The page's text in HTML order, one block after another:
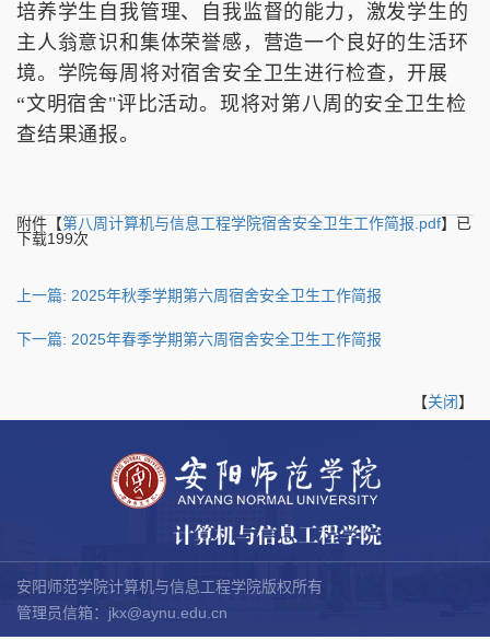
培养学生自我管理、自我监督的能力，激发学生的
主人翁意识和集体荣誉感，营造一个良好的生活环
境。学院每周将对宿舍安全卫生进行检查，开展
“文明宿舍"评比活动。现将对第八周的安全卫生检
查结果通报。
附件【第八周计算机与信息工程学院宿舍安全卫生工作简报.pdf】已
下载199次
上一篇: 2025年秋季学期第六周宿舍安全卫生工作简报
下一篇: 2025年春季学期第六周宿舍安全卫生工作简报
【关闭】
安阳师范学院计算机与信息工程学院版权所有
管理员信箱： jkx@aynu.edu.cn